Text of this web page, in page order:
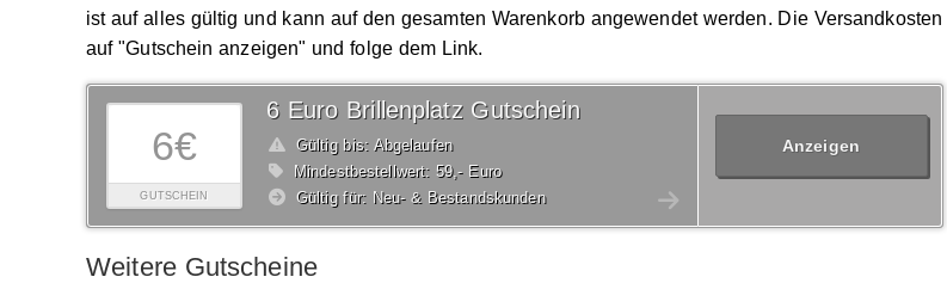
ist auf alles gültig und kann auf den gesamten Warenkorb angewendet werden. Die
auf "Gutschein anzeigen" und folge dem Link.
6€
GUTSCHEIN
6 Euro Brillenplatz Gutschein
Gültig bis: Abgelaufen
Mindestbestellwert: 59,- Euro
Gültig für: Neu- & Bestandskunden
Anzeigen
Weitere Gutscheine